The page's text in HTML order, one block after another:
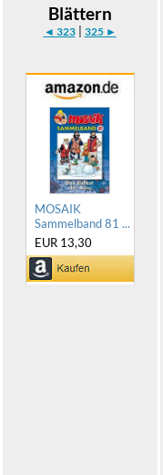
Blättern
◄ 323| 325 ►
MOSAIK
Sammelband 81 ...
EUR 13,30